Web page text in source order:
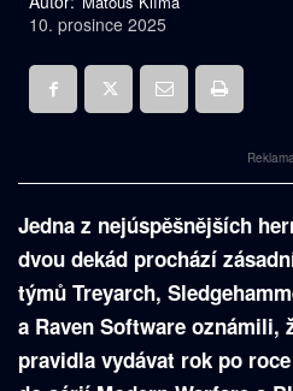
10. prosince 2025
Jedna z nejúspěšnějších
dvou dekád prochází
týmů Treyarch,
a Raven Software oznámili,
pravidla vydávat rok po